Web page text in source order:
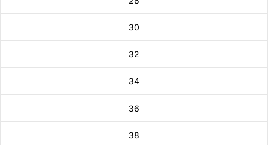
30
32
34
36
38